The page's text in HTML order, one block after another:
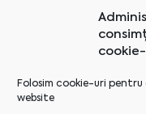
Folosim cookie-uri
website